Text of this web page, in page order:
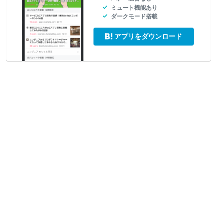
ミュート機能あり
ダークモード搭載
アプリをダウンロード